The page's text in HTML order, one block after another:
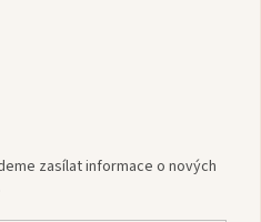
zasílat informace o nových